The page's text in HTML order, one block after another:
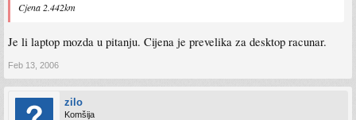
Cjena 2.442km
Je li laptop mozda u pitanju. Cijena je prevelika za desktop racunar.
Feb 13, 2006
zilo
Komšija